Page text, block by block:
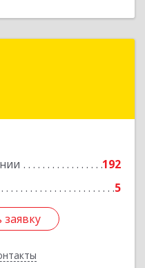
192
5
Красноярск г, им